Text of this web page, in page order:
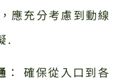
應充分考慮到動線
.
： 確保從入口到各